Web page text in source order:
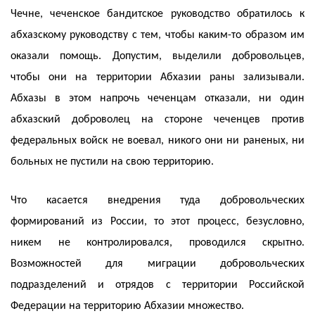
Чечне, чеченское бандитское руководство обратилось к
абхазскому руководству с тем, чтобы каким-то образом им
оказали помощь. Допустим, выделили добровольцев,
чтобы они на территории Абхазии раны зализывали.
Абхазы в этом напрочь чеченцам отказали, ни один
абхазский доброволец на стороне чеченцев против
федеральных войск не воевал, никого они ни раненых, ни
больных не пустили на свою территорию.
Что касается внедрения туда добровольческих
формирований из России, то этот процесс, безусловно,
никем не контролировался, проводился скрытно.
Возможностей для миграции добровольческих
подразделений и отрядов с территории Российской
Федерации на территорию Абхазии множество.